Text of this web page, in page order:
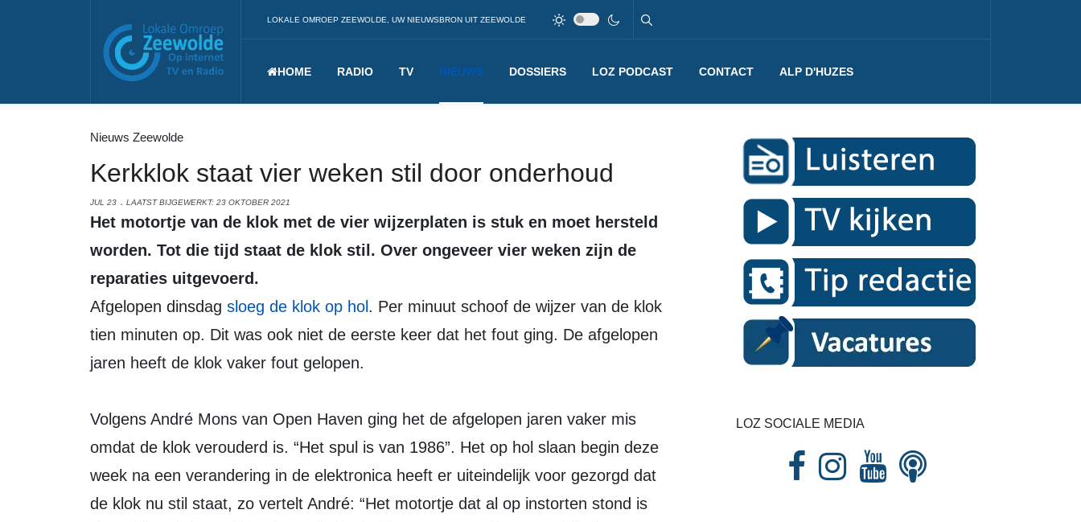
LOKALE OMROEP ZEEWOLDE, UW NIEUWSBRON UIT ZEEWOLDE
HOME RADIO TV NIEUWS DOSSIERS LOZ PODCAST CONTACT ALP D'HUZES
Nieuws Zeewolde
Kerkklok staat vier weken stil door onderhoud
JUL 23 LAATST BIJGEWERKT: 23 OKTOBER 2021
Het motortje van de klok met de vier wijzerplaten is stuk en moet hersteld
worden. Tot die tijd staat de klok stil. Over ongeveer vier weken zijn de
reparaties uitgevoerd.
Afgelopen dinsdag sloeg de klok op hol . Per minuut schoof de wijzer van de klok
tien minuten op. Dit was ook niet de eerste keer dat het fout ging. De afgelopen
jaren heeft de klok vaker fout gelopen.
Volgens André Mons van Open Haven ging het de afgelopen jaren vaker mis
omdat de klok verouderd is. “Het spul is van 1986”. Het op hol slaan begin deze
week na een verandering in de elektronica heeft er uiteindelijk voor gezorgd dat
de klok nu stil staat, zo vertelt André: “Het motortje dat al op instorten stond is
LOZ SOCIALE MEDIA